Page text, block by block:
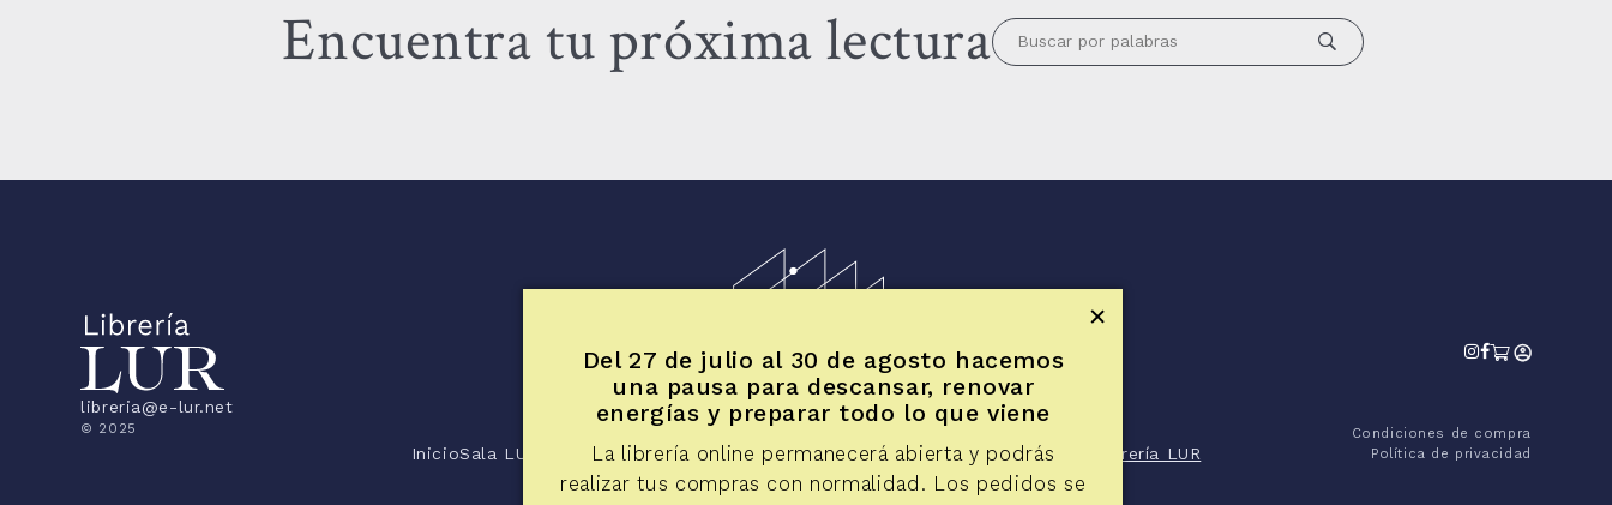
Encuentra tu próxima lectura
libreria@e-lur.net
© 2025
InicioSala LUR ArtículosReseñas de fotolibrosDiálogosApuntesVoces y miradas Librería LUR
Condiciones de compra
Política de privacidad
Del 27 de julio al 30 de agosto hacemos
una pausa para descansar, renovar
energías y preparar todo lo que viene
La librería online permanecerá abierta y podrás
realizar tus compras con normalidad. Los pedidos se